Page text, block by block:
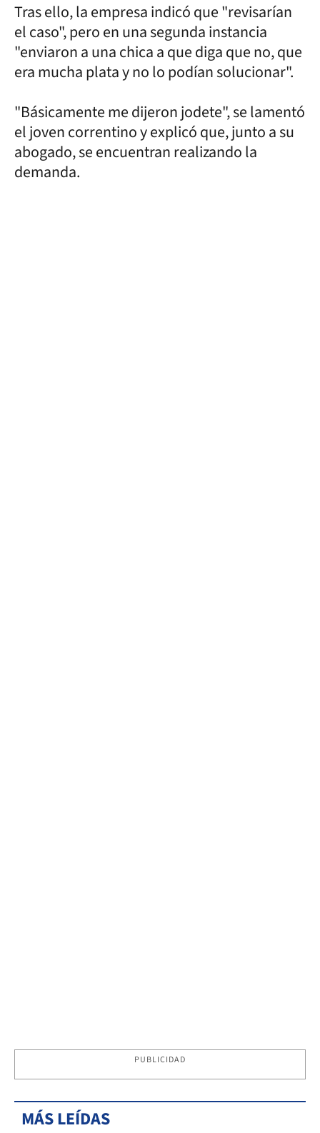
Tras ello, la empresa indicó que "revisarían
el caso", pero en una segunda instancia
"enviaron a una chica a que diga que no, que
era mucha plata y no lo podían solucionar".
"Básicamente me dijeron jodete", se lamentó
el joven correntino y explicó que, junto a su
abogado, se encuentran realizando la
demanda.
PUBLICIDAD
MÁS LEÍDAS